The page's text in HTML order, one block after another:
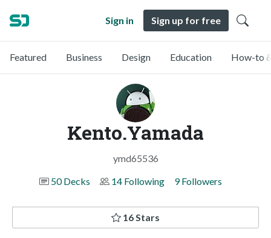
Sign in Sign up for free
Featured Business Design Education How-to
Kento.Yamada
ymd65536
50 Decks
14 Following 9 Followers
16 Stars